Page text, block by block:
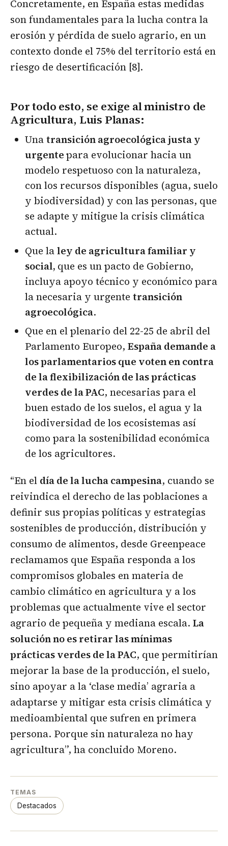
Concretamente, en España estas medidas
son fundamentales para la lucha contra la
erosión y pérdida de suelo agrario, en un
contexto donde el 75% del territorio está en
riesgo de desertificación [8].
Por todo esto, se exige al ministro de
Agricultura, Luis Planas:
Unatransición agroecológica justa y
urgentepara evolucionar hacia un
modelo respetuoso con la naturaleza,
con los recursos disponibles (agua, suelo
y biodiversidad) y con las personas, que
se adapte y mitigue la crisis climática
actual.
Que laley de agricultura familiar y
social, que es un pacto de Gobierno,
incluya apoyo técnico y económico para
la necesaria y urgente transición
agroecológica.
Que en el plenario del 22-25 de abril del
Parlamento Europeo, España demande a
los parlamentarios que voten en contra
de la flexibilización de las prácticas
verdes de la PAC, necesarias para el
buen estado de los suelos, el agua y la
biodiversidad de los ecosistemas así
como para la sostenibilidad económica
de los agricultores.
“En el día de la lucha campesina, cuando se
reivindica el derecho de las poblaciones a
definir sus propias políticas y estrategias
sostenibles de producción, distribución y
consumo de alimentos, desde Greenpeace
reclamamos que España responda a los
compromisos globales en materia de
cambio climático en agricultura y a los
problemas que actualmente vive el sector
agrario de pequeña y mediana escala. La
solución no es retirar las mínimas
prácticas verdes de la PAC, que permitirían
mejorar la base de la producción, el suelo,
sino apoyar a la ‘clase media’ agraria a
adaptarse y mitigar esta crisis climática y
medioambiental que sufren en primera
persona. Porque sin naturaleza no hay
agricultura”, ha concluido Moreno.
TEMAS
Destacados